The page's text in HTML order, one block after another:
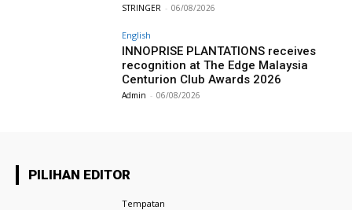
STRINGER - 06/08/2026
English
INNOPRISE PLANTATIONS receives
recognition at The Edge Malaysia
Centurion Club Awards 2026
Admin - 06/08/2026
PILIHAN EDITOR
Tempatan